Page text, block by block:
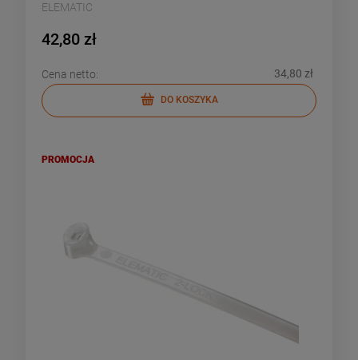
ELEMATIC
42,80 zł
Cena netto: 34,80 zł
DO KOSZYKA
PROMOCJA